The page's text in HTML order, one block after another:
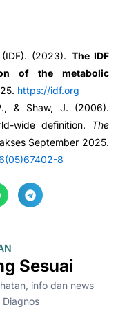
(2023). The IDF
of the metabolic
https://idf.org
& Shaw, J. (2006).
wide definition. The
September 2025.
8
Sesuai
info dan news